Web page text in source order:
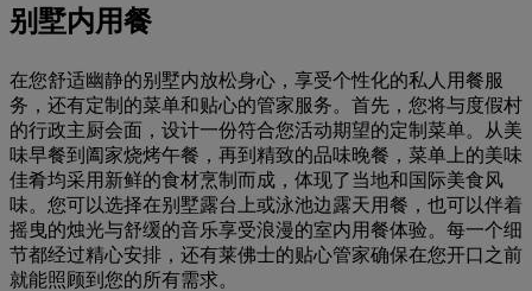
别墅内用餐
在您舒适幽静的别墅内放松身心，享受个性化的私人用餐服
务，还有定制的菜单和贴心的管家服务。首先，您将与度假村
的行政主厨会面，设计一份符合您活动期望的定制菜单。从美
味早餐到阖家烧烤午餐，再到精致的品味晚餐，菜单上的美味
佳肴均采用新鲜的食材烹制而成，体现了当地和国际美食风
味。您可以选择在别墅露台上或泳池边露天用餐，也可以伴着
摇曳的烛光与舒缓的音乐享受浪漫的室内用餐体验。每一个细
节都经过精心安排，还有莱佛士的贴心管家确保在您开口之前
就能照顾到您的所有需求。